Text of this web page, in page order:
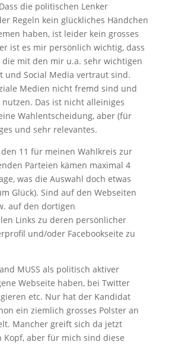
die politischen Lenker
Regeln kein glückliches Händchen
haben, ist leider kein grosses
ist es mir persönlich wichtig, dass
die mit den mir u.a. sehr wichtigen
und Social Media vertraut sind.
Medien nicht fremd sind und
Das ist nicht alleiniges
Wahlentscheidung, aber (für
und sehr relevantes.
11 für meinen Wahlkreis zur
Parteien kämen maximal 4
was die Auswahl doch etwas
Glück). Sind auf den Webseiten
auf den dortigen
Links zu deren persönlicher
und/oder Facebookseite zu
MUSS als politisch aktiver
Webseite haben, bei Twitter
etc. Nur hat der Kandidat
ein ziemlich grosses Polster an
Mancher greift sich da jetzt
Kopf, aber für mich sind diese